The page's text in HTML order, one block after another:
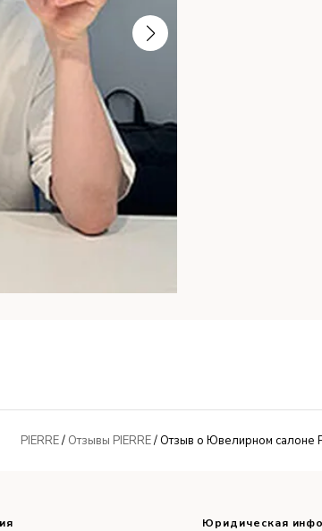
PIERRE/ Отзывы PIERRE/ Отзыв о Ювелирном салоне
Юридическая